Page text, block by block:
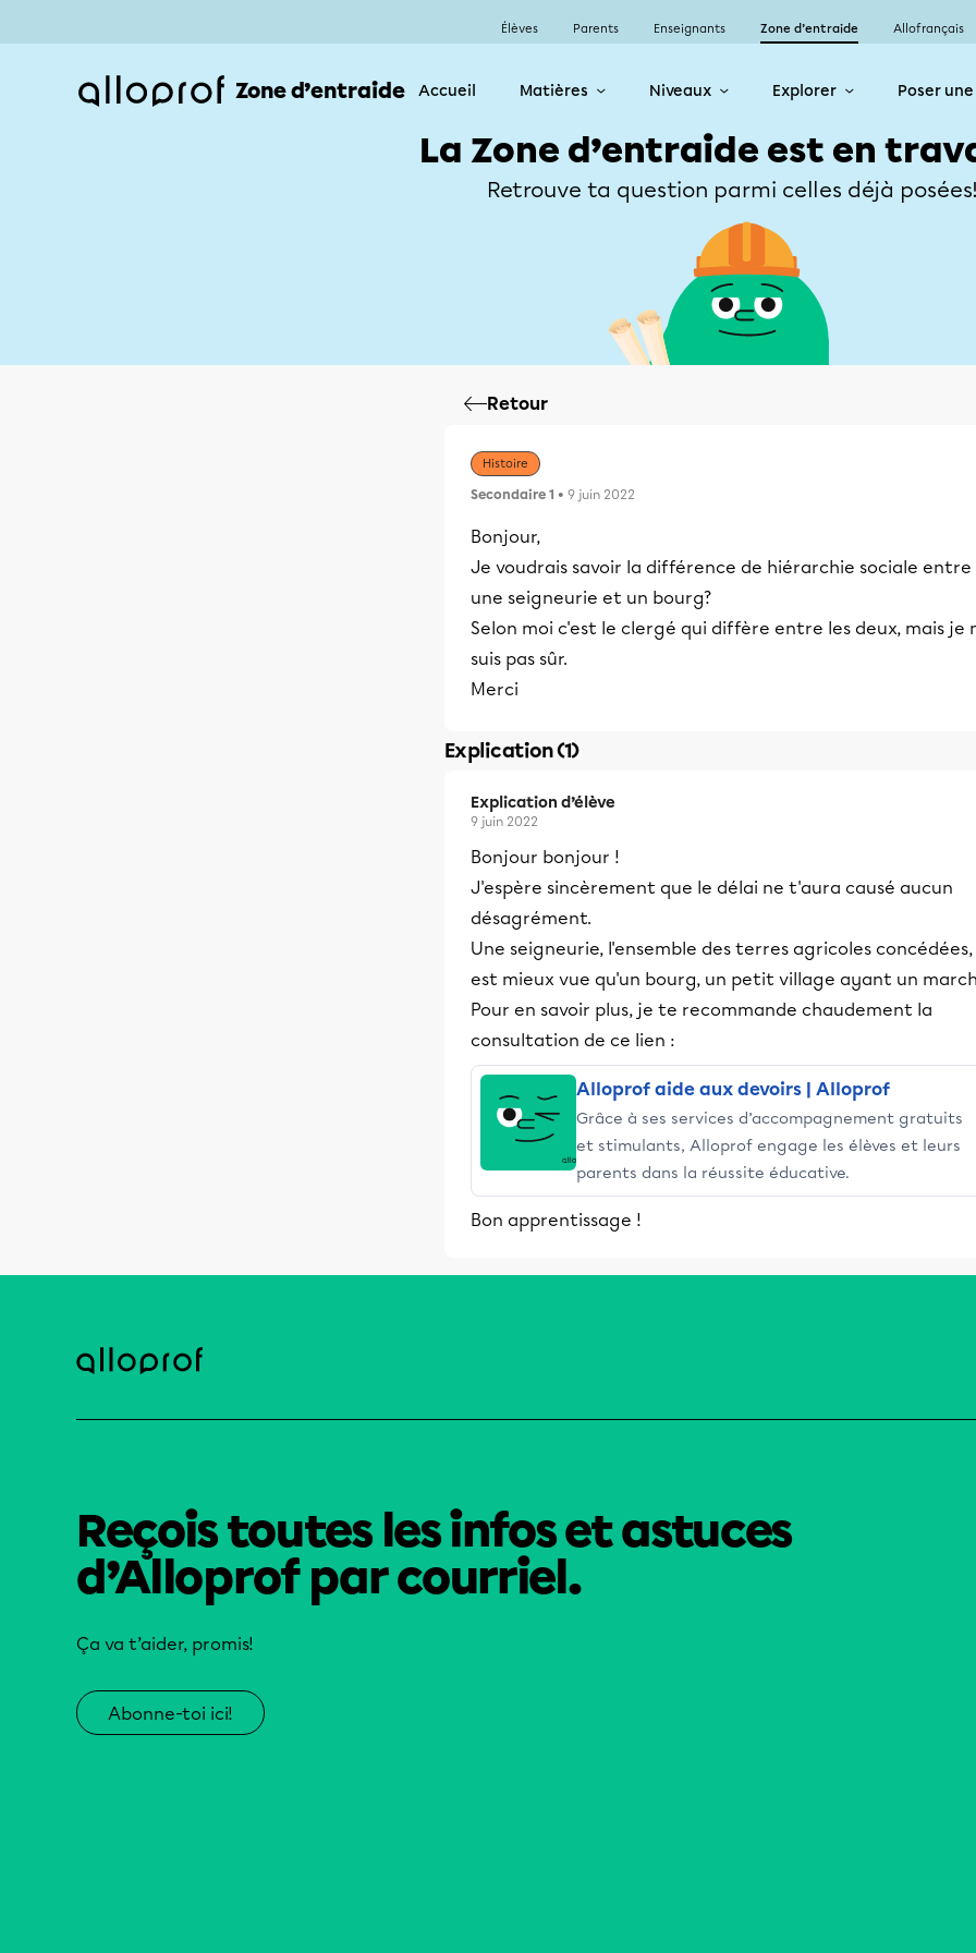
Élèves Parents Enseignants Zone d’entraide Allofrançais
Zone d’entraide Accueil Matières Niveaux Explorer Poser
La Zone d’entraide est en
Retrouve ta question parmi celles déjà
Retour
Histoire
Secondaire 1 • 9 juin 2022
Bonjour,
Je voudrais savoir la différence de hiérarchie sociale entre
une seigneurie et un bourg?
Selon moi c'est le clergé qui diffère entre les deux, mais je
suis pas sûr.
Merci
Explication (1)
Explication d’élève
9 juin 2022
Bonjour bonjour !
J'espère sincèrement que le délai ne t'aura causé aucun
désagrément.
Une seigneurie, l'ensemble des terres agricoles concédées,
est mieux vue qu'un bourg, un petit village ayant un
Pour en savoir plus, je te recommande chaudement la
consultation de ce lien :
Alloprof aide aux devoirs | Alloprof
Grâce à ses services d’accompagnement gratuits
et stimulants, Alloprof engage les élèves et leurs
parents dans la réussite éducative.
Bon apprentissage !
Reçois toutes les infos et astuces
d’Alloprof par courriel.
Ça va t’aider, promis!
Abonne-toi ici!